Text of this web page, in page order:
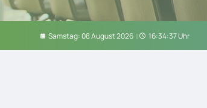
Samstag: 08 August 2026 16:34:38 Uhr